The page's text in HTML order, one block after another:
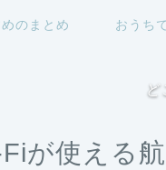
のまとめ おうち
が使える